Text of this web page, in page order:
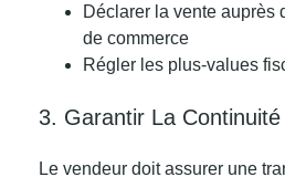
Déclarer la vente auprès
de commerce
Régler les plus-values
3. Garantir La Continuité
Le vendeur doit assurer une